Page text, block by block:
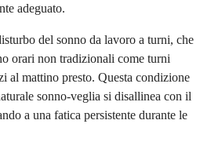
adeguato.
del sonno da lavoro a turni, che
orari non tradizionali come turni
al mattino presto. Questa condizione
sonno-veglia si disallinea con il
a una fatica persistente durante le